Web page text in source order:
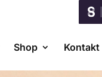
Shop Kontakt